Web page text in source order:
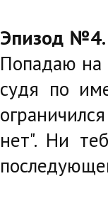
Эпизод №4.
Попадаю на
судя по
нет". Ни